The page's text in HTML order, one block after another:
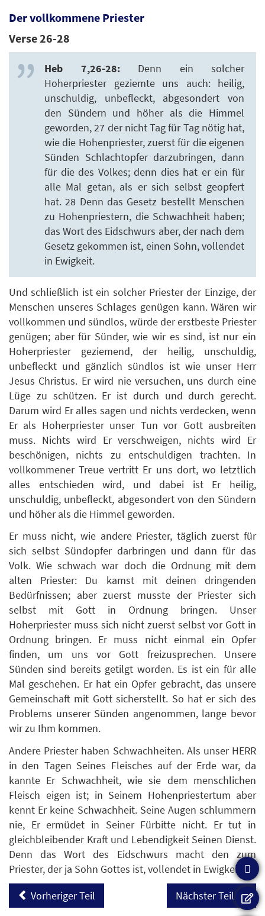
Der vollkommene Priester
Verse 26-28
Heb 7,26-28:Denn ein solcher
Hoherpriester geziemte uns auch: heilig,
unschuldig, unbefleckt, abgesondert von
den Sündern und höher als die Himmel
geworden, 27 der nicht Tag für Tag nötig hat,
wie die Hohenpriester, zuerst für die eigenen
Sünden Schlachtopfer darzubringen, dann
für die des Volkes; denn dies hat er ein für
alle Mal getan, als er sich selbst geopfert
hat. 28 Denn das Gesetz bestellt Menschen
zu Hohenpriestern, die Schwachheit haben;
das Wort des Eidschwurs aber, der nach dem
Gesetz gekommen ist, einen Sohn, vollendet
in Ewigkeit.
Und schließlich ist ein solcher Priester der Einzige, der
Menschen unseres Schlages genügen kann. Wären wir
vollkommen und sündlos, würde der erstbeste Priester
genügen; aber für Sünder, wie wir es sind, ist nur ein
Hoherpriester geziemend, der heilig, unschuldig,
unbefleckt und gänzlich sündlos ist wie unser Herr
Jesus Christus. Er wird nie versuchen, uns durch eine
Lüge zu schützen. Er ist durch und durch gerecht.
Darum wird Er alles sagen und nichts verdecken, wenn
Er als Hoherpriester unser Tun vor Gott ausbreiten
muss. Nichts wird Er verschweigen, nichts wird Er
beschönigen, nichts zu entschuldigen trachten. In
vollkommener Treue vertritt Er uns dort, wo letztlich
alles entschieden wird, und dabei ist Er heilig,
unschuldig, unbefleckt, abgesondert von den Sündern
und höher als die Himmel geworden.
Er muss nicht, wie andere Priester, täglich zuerst für
sich selbst Sündopfer darbringen und dann für das
Volk. Wie schwach war doch die Ordnung mit dem
alten Priester: Du kamst mit deinen dringenden
Bedürfnissen; aber zuerst musste der Priester sich
selbst mit Gott in Ordnung bringen. Unser
Hoherpriester muss sich nicht zuerst selbst vor Gott in
Ordnung bringen. Er muss nicht einmal ein Opfer
finden, um uns vor Gott freizusprechen. Unsere
Sünden sind bereits getilgt worden. Es ist ein für alle
Mal geschehen. Er hat ein Opfer gebracht, das unsere
Gemeinschaft mit Gott sicherstellt. So hat er sich des
Problems unserer Sünden angenommen, lange bevor
wir zu Ihm kommen.
Andere Priester haben Schwachheiten. Als unser HERR
in den Tagen Seines Fleisches auf der Erde war, da
kannte Er Schwachheit, wie sie dem menschlichen
Fleisch eigen ist; in Seinem Hohenpriestertum aber
kennt Er keine Schwachheit. Seine Augen schlummern
nie, Er ermüdet in Seiner Fürbitte nicht. Er tut in
gleichbleibender Kraft und Lebendigkeit Seinen Dienst.
Denn das Wort des Eidschwurs macht den zum
Priester, der ja Sohn Gottes ist, vollendet in Ewigkeit.
Vorheriger Teil
Nächster Teil